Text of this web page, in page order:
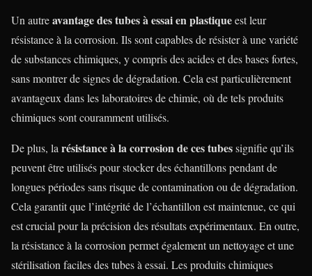
Un autreavantage des tubes à essai en plastiqueest leur
résistance à la corrosion. Ils sont capables de résister à une variété
de substances chimiques, y compris des acides et des bases fortes,
sans montrer de signes de dégradation. Cela est particulièrement
avantageux dans les laboratoires de chimie, où de tels produits
chimiques sont couramment utilisés.
De plus, la résistance à la corrosion de ces tubessignifie qu’ils
peuvent être utilisés pour stocker des échantillons pendant de
longues périodes sans risque de contamination ou de dégradation.
Cela garantit que l’intégrité de l’échantillon est maintenue, ce qui
est crucial pour la précision des résultats expérimentaux. En outre,
la résistance à la corrosion permet également un nettoyage et une
stérilisation faciles des tubes à essai. Les produits chimiques